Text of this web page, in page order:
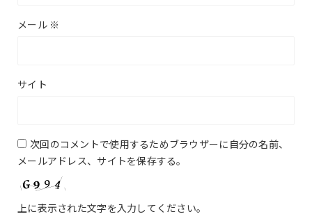
メール ※
サイト
次回のコメントで使用するためブラウザーに自分の名前、
メールアドレス、サイトを保存する。
上に表示された文字を入力してください。